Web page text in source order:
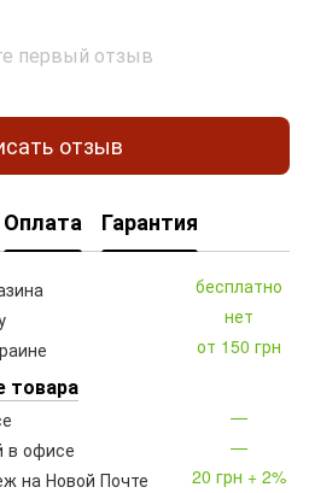
первый отзыв
отзыв
Оплата Гарантия
бесплатно
нет
от 150 грн
товара
—
в офисе
—
на Новой Почте
20 грн + 2%